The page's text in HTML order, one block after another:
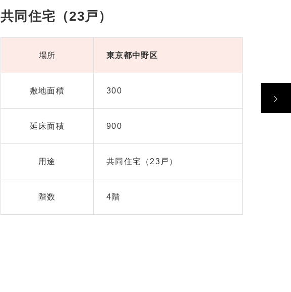
共同住宅（23戸）
場所 東京都中野区
敷地面積 300
延床面積 900
用途 共同住宅（23戸）
階数 4階